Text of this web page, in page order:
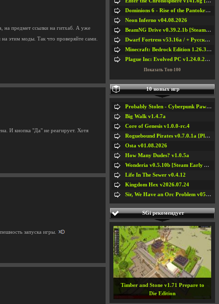
на предмет ссылки на гитхаб. А уже
этим моды. Так что проверяйте сами.
И кнопка "Да" не реагирует. Хотя
запуска игры.
Dominions 6 - Rise of the Pantokrator v6.35a
Neon Inferno v04.08.2026
BeamNG Drive v0.39.2.1b [Steam Early Access]
Dwarf Fortress v53.16a / + Русская Версия v50.12a
Minecraft: Bedrock Edition 1.26.33.1a / + TLauncher v2.89
Plague Inc: Evolved PC v1.24.0.2a + All DLCs
Показать Топ-100
10 новых игр
Probably Stolen - Cyberpunk Pawnshop Simulator v048c [Playtest]
Big Walk v1.4.7a
Core of Genesis v1.0.0-rc.4
Roguebound Pirates v0.7.0.1a [Playtest]
Osta v01.08.2026
How Many Dudes? v1.0.5a
Wonderia v0.5.10b [Steam Early Access]
Life In The Sewer v0.4.12
Kingdom Hex v2026.07.24
Sir, We Have an Orc Problem v05.08.2026
SGi рекомендует
Timber and Stone v1.71 Prepare to
Die Edition